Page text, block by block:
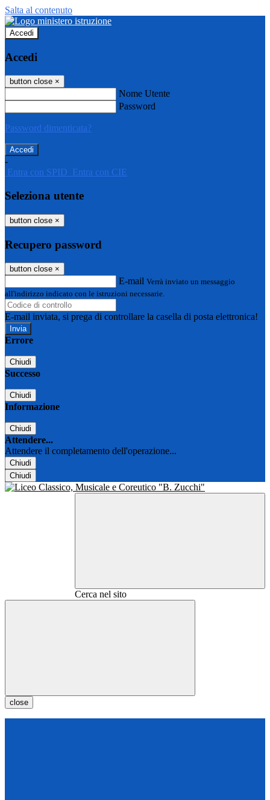
Salta al contenuto
Accedi
Accedi
button close ×
Nome Utente
Password
Password dimenticata?
-
Entra con SPID Entra con CIE
Seleziona utente
button close ×
Recupero password
button close ×
E-mail Verrà inviato un messaggio
all'indirizzo indicato con le istruzioni necessarie.
E-mail inviata, si prega di controllare la casella di posta elettronica!
Errore
Chiudi
Successo
Chiudi
Informazione
Chiudi
Attendere...
Attendere il completamento dell'operazione...
Chiudi
Chiudi
Cerca nel sito
close